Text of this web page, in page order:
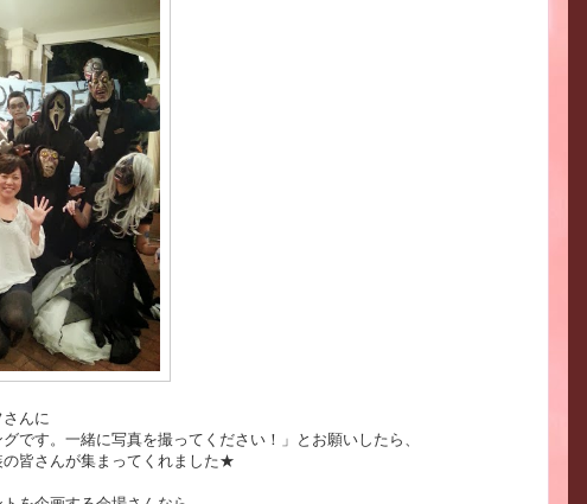
んに
グです。一緒に写真を撮ってください！」とお願いしたら、
の皆さんが集まってくれました★